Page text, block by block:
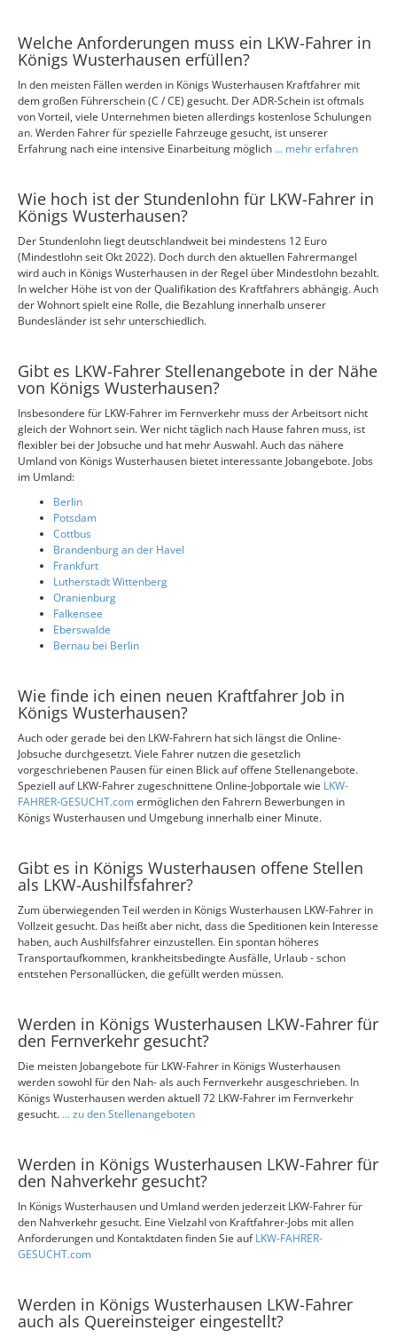
Welche Anforderungen muss ein LKW-Fahrer in
Königs Wusterhausen erfüllen?
In den meisten Fällen werden in Königs Wusterhausen Kraftfahrer mit
dem großen Führerschein (C / CE) gesucht. Der ADR-Schein ist oftmals
von Vorteil, viele Unternehmen bieten allerdings kostenlose Schulungen
an. Werden Fahrer für spezielle Fahrzeuge gesucht, ist unserer
Erfahrung nach eine intensive Einarbeitung möglich ... mehr erfahren
Wie hoch ist der Stundenlohn für LKW-Fahrer in
Königs Wusterhausen?
Der Stundenlohn liegt deutschlandweit bei mindestens 12 Euro
(Mindestlohn seit Okt 2022). Doch durch den aktuellen Fahrermangel
wird auch in Königs Wusterhausen in der Regel über Mindestlohn bezahlt.
In welcher Höhe ist von der Qualifikation des Kraftfahrers abhängig. Auch
der Wohnort spielt eine Rolle, die Bezahlung innerhalb unserer
Bundesländer ist sehr unterschiedlich.
Gibt es LKW-Fahrer Stellenangebote in der Nähe
von Königs Wusterhausen?
Insbesondere für LKW-Fahrer im Fernverkehr muss der Arbeitsort nicht
gleich der Wohnort sein. Wer nicht täglich nach Hause fahren muss, ist
flexibler bei der Jobsuche und hat mehr Auswahl. Auch das nähere
Umland von Königs Wusterhausen bietet interessante Jobangebote. Jobs
im Umland:
Berlin
Potsdam
Cottbus
Brandenburg an der Havel
Frankfurt
Lutherstadt Wittenberg
Oranienburg
Falkensee
Eberswalde
Bernau bei Berlin
Wie finde ich einen neuen Kraftfahrer Job in
Königs Wusterhausen?
Auch oder gerade bei den LKW-Fahrern hat sich längst die Online-
Jobsuche durchgesetzt. Viele Fahrer nutzen die gesetzlich
vorgeschriebenen Pausen für einen Blick auf offene Stellenangebote.
Speziell auf LKW-Fahrer zugeschnittene Online-Jobportale wie LKW-
FAHRER-GESUCHT.comermöglichen den Fahrern Bewerbungen in
Königs Wusterhausen und Umgebung innerhalb einer Minute.
Gibt es in Königs Wusterhausen offene Stellen
als LKW-Aushilfsfahrer?
Zum überwiegenden Teil werden in Königs Wusterhausen LKW-Fahrer in
Vollzeit gesucht. Das heißt aber nicht, dass die Speditionen kein Interesse
haben, auch Aushilfsfahrer einzustellen. Ein spontan höheres
Transportaufkommen, krankheitsbedingte Ausfälle, Urlaub - schon
entstehen Personallücken, die gefüllt werden müssen.
Werden in Königs Wusterhausen LKW-Fahrer für
den Fernverkehr gesucht?
Die meisten Jobangebote für LKW-Fahrer in Königs Wusterhausen
werden sowohl für den Nah- als auch Fernverkehr ausgeschrieben. In
Königs Wusterhausen werden aktuell 72 LKW-Fahrer im Fernverkehr
gesucht. ... zu den Stellenangeboten
Werden in Königs Wusterhausen LKW-Fahrer für
den Nahverkehr gesucht?
In Königs Wusterhausen und Umland werden jederzeit LKW-Fahrer für
den Nahverkehr gesucht. Eine Vielzahl von Kraftfahrer-Jobs mit allen
Anforderungen und Kontaktdaten finden Sie aufLKW-FAHRER-
GESUCHT.com
Werden in Königs Wusterhausen LKW-Fahrer
auch als Quereinsteiger eingestellt?